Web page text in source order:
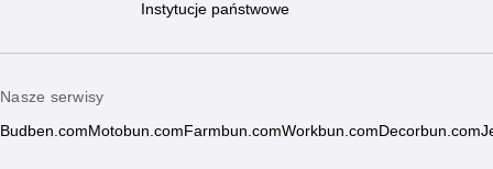
Instytucje państwowe
Nasze serwisy
Budben.com Motobun.com Farmbun.comWorkbun.com Decorbun.com